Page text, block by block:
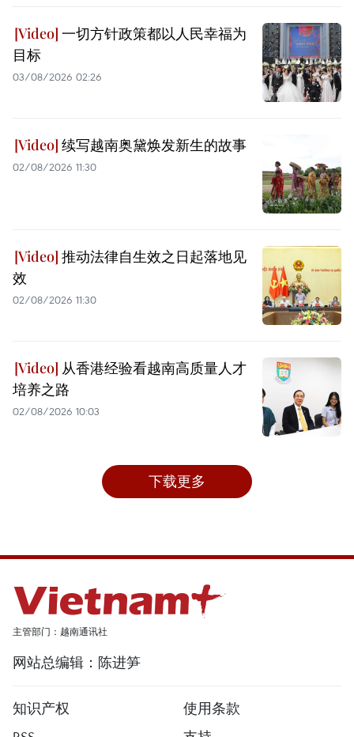
一切方针政策都以人民幸福为
目标
03/08/2026 02:26
续写越南奥黛焕发新生的故事
02/08/2026 11:30
推动法律自生效之日起落地见
效
02/08/2026 11:30
从香港经验看越南高质量人才
培养之路
02/08/2026 10:03
下载更多
主管部门：越南通讯社
网站总编辑：陈进笋
知识产权
使用条款